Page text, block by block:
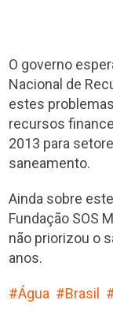
O governo
Nacional de
estes
recursos
2013 para
saneamento.
Ainda sobre
Fundação SOS
não priorizou o
anos.
Água Brasil